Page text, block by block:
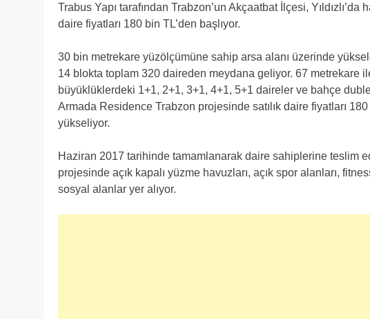
Trabus Yapı tarafından Trabzon’un Akçaatbat İlçesi,
daire fiyatları 180 bin TL’den başlıyor.
30 bin metrekare yüzölçümüne sahip arsa alanı üzerinde
14 blokta toplam 320 daireden meydana geliyor. 67 metrekare
büyüklüklerdeki 1+1, 2+1, 3+1, 4+1, 5+1 daireler ve bahçe
Armada Residence Trabzon projesinde satılık daire fiyatları
yükseliyor.
Haziran 2017 tarihinde tamamlanarak daire sahiplerine teslim
projesinde açık kapalı yüzme havuzları, açık spor alanları,
sosyal alanlar yer alıyor.